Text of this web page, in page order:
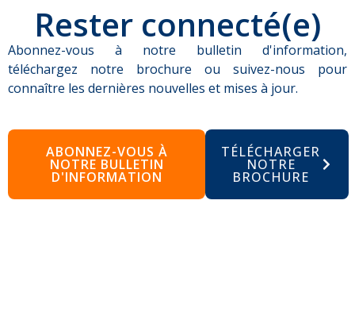
Rester connecté(e)
Abonnez-vous à notre bulletin d'information,
téléchargez notre brochure ou suivez-nous pour
connaître les dernières nouvelles et mises à jour.
ABONNEZ-VOUS À
NOTRE BULLETIN
D'INFORMATION
TÉLÉCHARGER
NOTRE
BROCHURE